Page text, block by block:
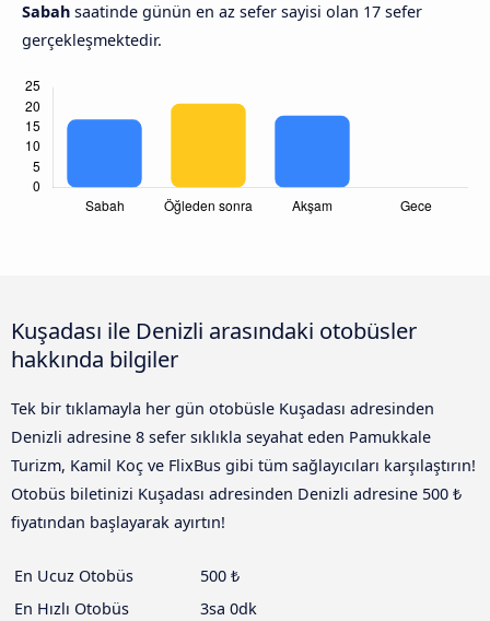
Sabah saatinde günün en az sefer sayisi olan 17 sefer
gerçekleşmektedir.
Kuşadası ile Denizli arasındaki otobüsler
hakkında bilgiler
Tek bir tıklamayla her gün otobüsle Kuşadası adresinden
Denizli adresine 8 sefer sıklıkla seyahat eden Pamukkale
Turizm, Kamil Koç ve FlixBus gibi tüm sağlayıcıları karşılaştırın!
Otobüs biletinizi Kuşadası adresinden Denizli adresine 500 ₺
fiyatından başlayarak ayırtın!
En Ucuz Otobüs
500 ₺
En Hızlı Otobüs
3sa 0dk